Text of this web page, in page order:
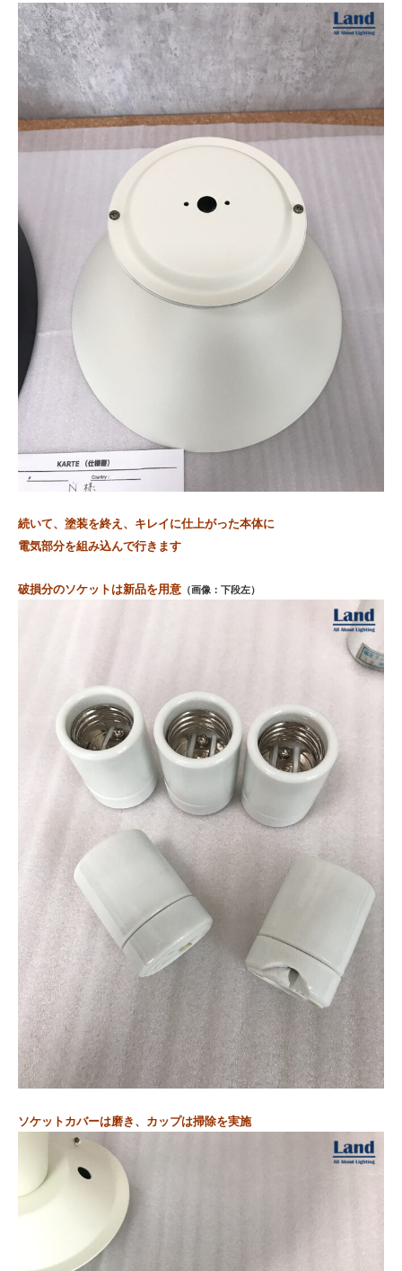
続いて、塗装を終え、キレイに仕上がった本体に
電気部分を組み込んで行きます
破損分のソケットは新品を用意 （画像：下段左）
ソケットカバーは磨き、カップは掃除を実施